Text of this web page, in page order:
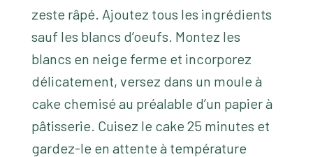
zeste râpé. Ajoutez tous les ingrédients
sauf les blancs d’oeufs. Montez les
blancs en neige ferme et incorporez
délicatement, versez dans un moule à
cake chemisé au préalable d’un papier à
pâtisserie. Cuisez le cake 25 minutes et
gardez-le en attente à température